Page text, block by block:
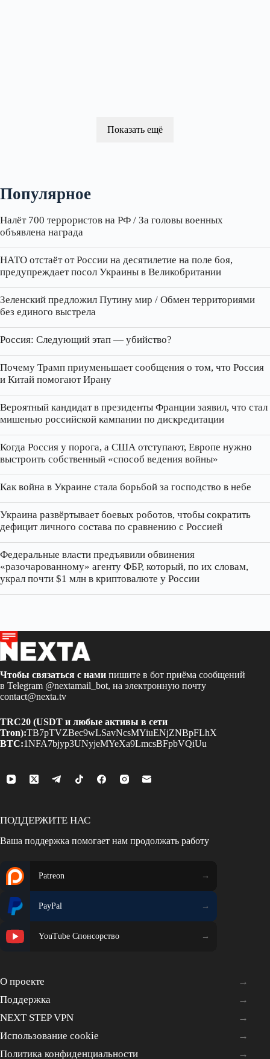
Показать ещё
Популярное
Налёт 700 террористов на РФ / За головы военных
объявлена награда
НАТО отстаёт от России на десятилетие на поле боя,
предупреждает посол Украины в Великобритании
Зеленский предложил Путину мир / Обмен территориями
без единого выстрела
Россия: Следующий этап — убийство?
Почему Трамп приуменьшает сообщения о том, что Россия
и Китай помогают Ирану
Вероятный кандидат в президенты Франции заявил, что стал
мишенью российской кампании по дискредитации
Когда Россия у порога, а США отступают, Европе нужно
выстроить собственный «способ ведения войны»
Как война в Украине стала борьбой за господство в небе
Украина развёртывает боевых роботов, чтобы сократить
дефицит личного состава по сравнению с Россией
Федеральные власти предъявили обвинения
«разочарованному» агенту ФБР, который, по их словам,
украл почти $1 млн в криптовалюте у России
Чтобы связаться с нами пишите в бот приёма сообщений
в Telegram @nextamail_bot, на электронную почту
contact@nexta.tv
TRC20 (USDT и любые активы в сети
Tron):TB7pTVZBec9wLSavNcsMYiuENjZNBpFLhX
BTC:1NFA7bjyp3UNyjeMYeXa9LmcsBFpbVQiUu
ПОДДЕРЖИТЕ НАС
Ваша поддержка помогает нам продолжать работу
Patreon
PayPal
YouTube Спонсорство
О проекте
Поддержка
NEXT STEP VPN
Использование cookie
Политика конфиденциальности